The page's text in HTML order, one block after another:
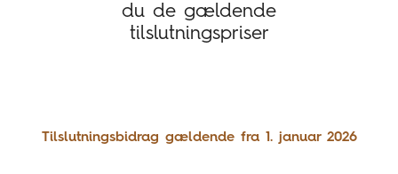
du de gældende
tilslutningspriser
Tilslutningsbidrag gældende fra 1. januar 2026